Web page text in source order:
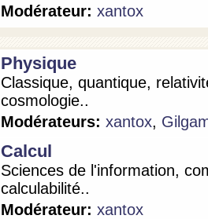
Modérateur: xantox
Physique
Classique, quantique,
cosmologie..
Modérateurs: xantox,
Calcul
Sciences de l'information,
calculabilité..
Modérateur: xantox